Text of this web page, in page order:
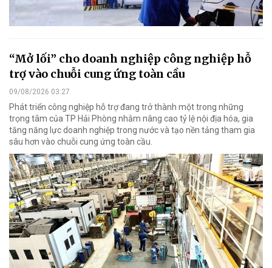
“Mở lối” cho doanh nghiệp công nghiệp hỗ
trợ vào chuỗi cung ứng toàn cầu
09/08/2026 03:27
Phát triển công nghiệp hỗ trợ đang trở thành một trong những
trọng tâm của TP Hải Phòng nhằm nâng cao tỷ lệ nội địa hóa, gia
tăng năng lực doanh nghiệp trong nước và tạo nền tảng tham gia
sâu hơn vào chuỗi cung ứng toàn cầu.